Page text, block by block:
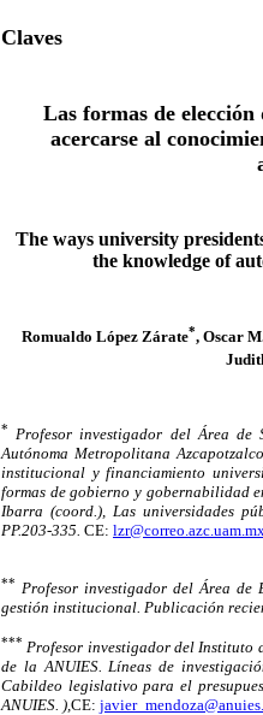
Claves
Las formas de
acercarse al
The ways university
the knowledge of
Romualdo López Zárate*, Oscar
* Profesor investigador del Área de
Autónoma Metropolitana
institucional y financiamiento
formas de gobierno y gobernabilidad
Ibarra (coord.), Las universidades
PP.203-335. CE: lzr@correo.azc.uam.mx
** Profesor investigador del Área de
gestión institucional. Publicación
*** Profesor investigador del Instituto
de la ANUIES. Líneas de
Cabildeo legislativo para el
ANUIES. ), CE: